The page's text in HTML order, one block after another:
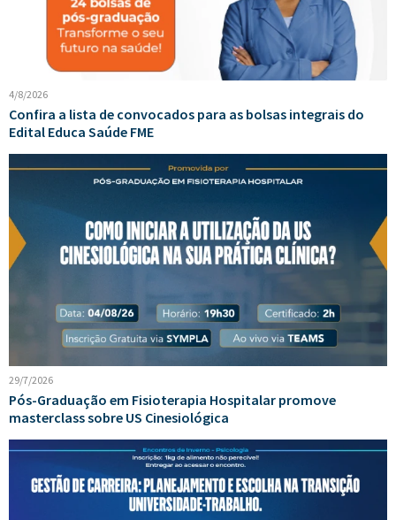
4/8/2026
Confira a lista de convocados para as bolsas integrais do
Edital Educa Saúde FME
29/7/2026
Pós-Graduação em Fisioterapia Hospitalar promove
masterclass sobre US Cinesiológica